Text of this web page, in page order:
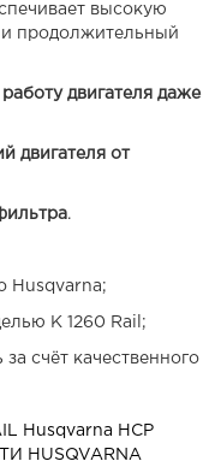
высокую
и продолжительный
двигателя даже
двигателя от
.
Husqvarna;
K 1260 Rail;
счёт качественного
Husqvarna HCP
HUSQVARNA